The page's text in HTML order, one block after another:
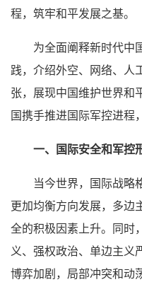
程，筑牢和平发展之基。
为全面阐释新时代中
践，介绍外空、网络、人
张，展现中国维护世界和
国携手推进国际军控进程
一、国际安全和军控
当今世界，国际战略
更加均衡方向发展，多边
全的积极因素上升。同时
义、强权政治、单边主义
博弈加剧，局部冲突和动